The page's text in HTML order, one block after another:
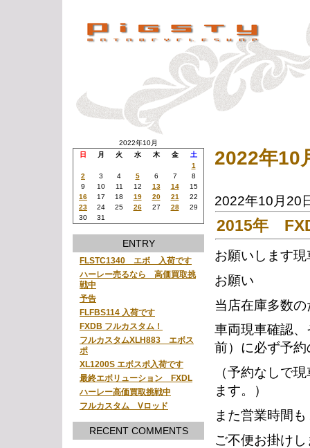
2022年10月
日
月 火 水 木 金
土
1
2
3 4 5 6 7
8
9
10 11 12 13 14
15
16
17 18 19 20 21
22
23
24 25 26 27 28
29
30
31
ENTRY
FLSTC1340 エボ 入荷です
ハーレー売るなら 高価買取挑
戦中
予告
FLFBS114 入荷です
FXDB フルカスタム！
フルカスタムXLH883 エボス
ポ
XL1200S エボスポ入荷です
最終エボリューション FXDL
ハーレー高価買取挑戦中
フルカスタム Vロッド
RECENT COMMENTS
2022年10
2022年10月20
2015年
お願いします
お願い
当店在庫多数
車両現車確認
前）に必ず予
（予約なしで
ます。）
また営業時間
ご不便お掛け